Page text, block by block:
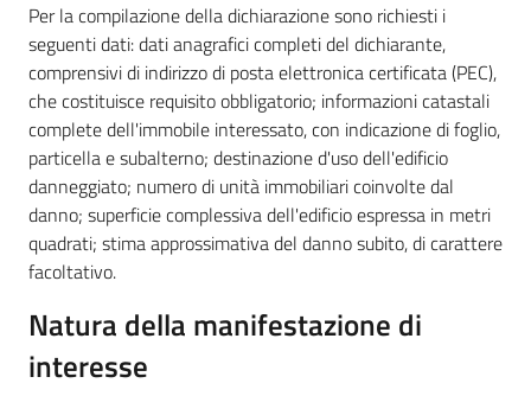
Per la compilazione della dichiarazione sono richiesti i
seguenti dati: dati anagrafici completi del dichiarante,
comprensivi di indirizzo di posta elettronica certificata (PEC),
che costituisce requisito obbligatorio; informazioni catastali
complete dell'immobile interessato, con indicazione di foglio,
particella e subalterno; destinazione d'uso dell'edificio
danneggiato; numero di unità immobiliari coinvolte dal
danno; superficie complessiva dell'edificio espressa in metri
quadrati; stima approssimativa del danno subito, di carattere
facoltativo.
Natura della manifestazione di
interesse